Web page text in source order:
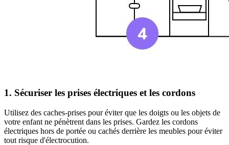
1. Sécuriser les prises électriques et les cordons
Utilisez des caches-prises pour éviter que les doigts ou les objets de
votre enfant ne pénètrent dans les prises. Gardez les cordons
électriques hors de portée ou cachés derrière les meubles pour éviter
tout risque d'électrocution.